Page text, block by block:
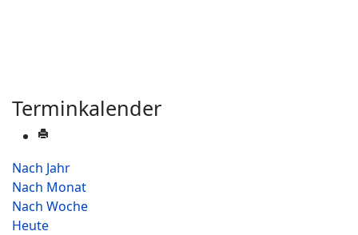
Terminkalender
Nach Jahr
Nach Monat
Nach Woche
Heute